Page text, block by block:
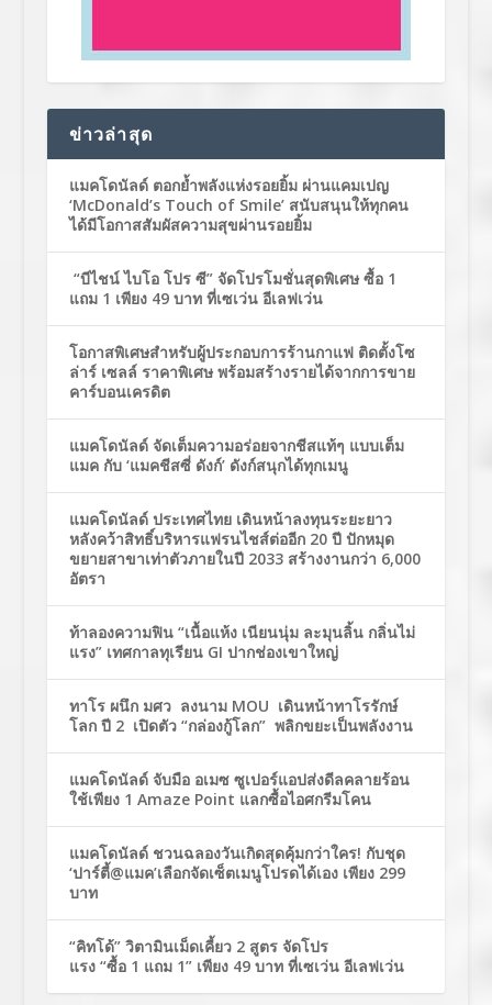
ข่าวล่าสุด
แมคโดนัลด์ ตอกย้ำพลังแห่งรอยยิ้ม ผ่านแคมเปญ
‘McDonald’s Touch of Smile’ สนับสนุนให้ทุกคน
ได้มีโอกาสสัมผัสความสุขผ่านรอยยิ้ม
“บีไชน์ ไบโอ โปร ซี” จัดโปรโมชั่นสุดพิเศษ ซื้อ 1
แถม 1 เพียง 49 บาท ที่เซเว่น อีเลฟเว่น
โอกาสพิเศษสำหรับผู้ประกอบการร้านกาแฟ ติดตั้งโซ
ล่าร์ เซลล์ ราคาพิเศษ พร้อมสร้างรายได้จากการขาย
คาร์บอนเครดิต
แมคโดนัลด์ จัดเต็มความอร่อยจากชีสแท้ๆ แบบเต็ม
แมค กับ ‘แมคชีสซี่ ดังก์’ ดังก์สนุกได้ทุกเมนู
แมคโดนัลด์ ประเทศไทย เดินหน้าลงทุนระยะยาว
หลังคว้าสิทธิ์บริหารแฟรนไชส์ต่ออีก 20 ปี ปักหมุด
ขยายสาขาเท่าตัวภายในปี 2033 สร้างงานกว่า 6,000
อัตรา
ท้าลองความฟิน “เนื้อแห้ง เนียนนุ่ม ละมุนลิ้น กลิ่นไม่
แรง” เทศกาลทุเรียน GI ปากช่องเขาใหญ่
ทาโร ผนึก มศว ลงนาม MOU เดินหน้าทาโรรักษ์
โลก ปี 2 เปิดตัว “กล่องกู้โลก” พลิกขยะเป็นพลังงาน
แมคโดนัลด์ จับมือ อเมซ ซูเปอร์แอปส่งดีลคลายร้อน
ใช้เพียง 1 Amaze Point แลกซื้อไอศกรีมโคน
แมคโดนัลด์ ชวนฉลองวันเกิดสุดคุ้มกว่าใคร! กับชุด
‘ปาร์ตี้@แมค’เลือกจัดเซ็ตเมนูโปรดได้เอง เพียง 299
บาท
“คิทโด้” วิตามินเม็ดเคี้ยว 2 สูตร จัดโปร
แรง “ซื้อ 1 แถม 1” เพียง 49 บาท ที่เซเว่น อีเลฟเว่น